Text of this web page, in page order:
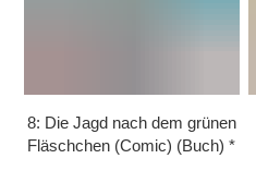
8: Die Jagd nach dem grünen
Fläschchen (Comic) (Buch)